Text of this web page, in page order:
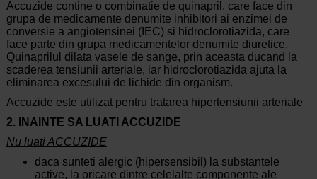
Accuzide contine o combinatie de quinapril, care face din
grupa de medicamente denumite inhibitori ai enzimei de
conversie a angiotensinei (IEC) si hidroclorotiazida, care
face parte din grupa medicamentelor denumite diuretice.
Quinaprilul dilata vasele de sange, prin aceasta ducand la
scaderea tensiunii arteriale, iar hidroclorotiazida ajuta la
eliminarea excesului de lichide din organism.
Accuzide este utilizat pentru tratarea hipertensiunii arteriale
2. INAINTE SA LUATI ACCUZIDE
Nu luati ACCUZIDE
daca sunteti alergic (hipersensibil) la substantele
active, la oricare dintre celelalte componente ale